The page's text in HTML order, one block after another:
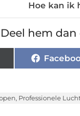
Hoe kan ik
hem dan
, Professionele